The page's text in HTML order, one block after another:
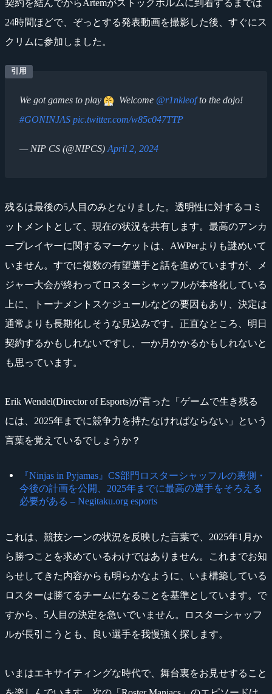
契約を結んでからArtemがストックホルムに到着するまでは
24時間ほどで、ぞっとする発表動画を撮影した後、すぐにス
クリムに参加しました。
We got games to play Welcome @r1nkleofto the dojo!
#GONINJAS pic.twitter.com/w85c047TTP
— NIP CS (@NIPCS) April 2, 2024
残るは最後の5人目のみとなりました。透明性に対するコミ
ットメントとして、現在の状況を共有します。最高のアンカ
ープレイヤーに関するマーケットは、AWPerよりも謎めいて
いません。すでに複数の有望選手と話を進めていますが、メ
ジャー大会が終わってロスターシャッフルが本格化している
上に、トーナメントスケジュールなどの要因もあり、決定は
通常よりも長期化しそうな見込みです。正直なところ、明日
契約するかもしれないですし、一か月かかるかもしれないと
も思っています。
Erik Wendel(Director of Esports)が言った「ゲームで生き残る
には、2025年までに競争力を持たなければならない」という
言葉を覚えているでしょうか？
『Ninjas in Pyjamas』CS部門ロスターシャッフルの裏側・
今後の計画を公開、2025年までに最高の選手をそろえる
必要がある – Negitaku.org esports
これは、競技シーンの状況を反映した言葉で、2025年1月か
ら勝つことを求めているわけではありません。これまでお知
らせしてきた内容からも明らかなように、いま構築している
ロスターは勝てるチームになることを基準としています。で
すから、5人目の決定を急いでいません。ロスターシャッフ
ルが長引こうとも、良い選手を我慢強く探します。
いまはエキサイティングな時代で、舞台裏をお見せすること